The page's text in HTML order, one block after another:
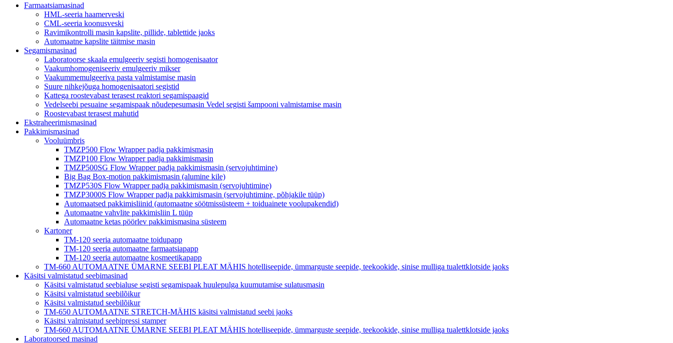
Farmaatsiamasinad
HML-seeria haamerveski
CML-seeria koonusveski
Ravimikontrolli masin kapslite, pillide, tablettide jaoks
Automaatne kapslite täitmise masin
Segamismasinad
Laboratoorse skaala emulgeeriv segisti homogenisaator
Vaakumhomogeniseeriv emulgeeriv mikser
Vaakummemulgeeriva pasta valmistamise masin
Suure nihkejõuga homogenisaatori segistid
Kattega roostevabast terasest reaktori segamispaagid
Vedelseebi pesuaine segamispaak nõudepesumasin Vedel segisti šampooni valmistamise masin
Roostevabast terasest mahutid
Ekstraheerimismasinad
Pakkimismasinad
Vooluümbris
TMZP500 Flow Wrapper padja pakkimismasin
TMZP100 Flow Wrapper padja pakkimismasin
TMZP500SG Flow Wrapper padja pakkimismasin (servojuhtimine)
Big Bag Box-motion pakkimismasin (alumine kile)
TMZP530S Flow Wrapper padja pakkimismasin (servojuhtimine)
TMZP3000S Flow Wrapper padja pakkimismasin (servojuhtimine, põhjakile tüüp)
Automaatsed pakkimisliinid (automaatne söötmissüsteem + toiduainete voolupakendid)
Automaatne vahvlite pakkimisliin L tüüp
Automaatne ketas pöörlev pakkimismasina süsteem
Kartoner
TM-120 seeria automaatne toidupapp
TM-120 seeria automaatne farmaatsiapapp
TM-120 seeria automaatne kosmeetikapapp
TM-660 AUTOMAATNE ÜMARNE SEEBI PLEAT MÄHIS hotelliseepide, ümmarguste seepide, teekookide, sinise mulliga tualettklotside jaoks
Käsitsi valmistatud seebimasinad
Käsitsi valmistatud seebialuse segisti segamispaak huulepulga kuumutamise sulatusmasin
Käsitsi valmistatud seebilõikur
Käsitsi valmistatud seebilõikur
TM-650 AUTOMAATNE STRETCH-MÄHIS käsitsi valmistatud seebi jaoks
Käsitsi valmistatud seebipressi stamper
TM-660 AUTOMAATNE ÜMARNE SEEBI PLEAT MÄHIS hotelliseepide, ümmarguste seepide, teekookide, sinise mulliga tualettklotside jaoks
Laboratoorsed masinad